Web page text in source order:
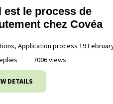
est le process de
chez Covéa
Application process 19
7006 views
DETAILS